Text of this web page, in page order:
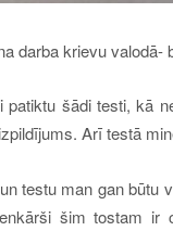
darba krievu
patiktu šādi testi, kā
Arī testā
testu man gan būtu
šim tostam ir